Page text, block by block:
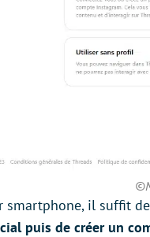
smartphone, il suffit
puis de créer un